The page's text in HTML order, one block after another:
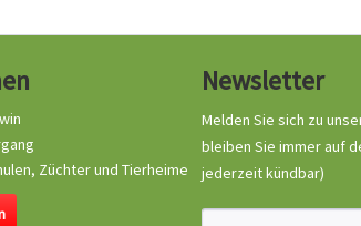
Züchter und Tierheime
Newsletter
Melden Sie sich zu
bleiben Sie immer auf
jederzeit kündbar)